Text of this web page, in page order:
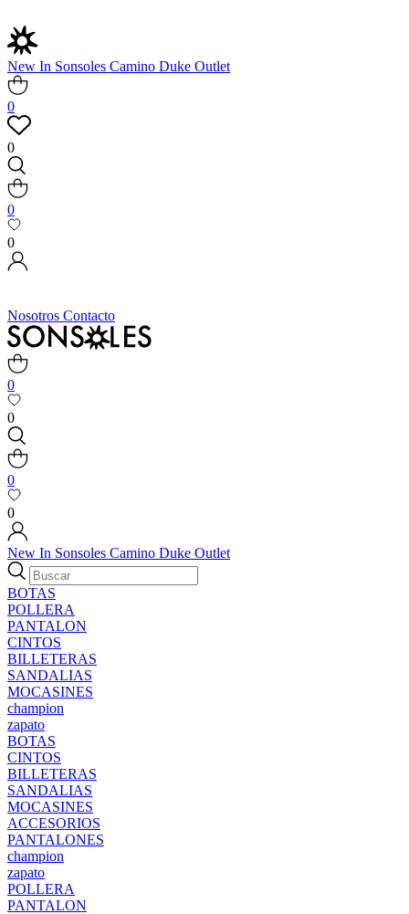
New In Sonsoles Camino Duke Outlet
0
0
0
0
Nosotros Contacto
0
0
0
0
New In Sonsoles Camino Duke Outlet
BOTAS
POLLERA
PANTALON
CINTOS
BILLETERAS
SANDALIAS
MOCASINES
champion
zapato
BOTAS
CINTOS
BILLETERAS
SANDALIAS
MOCASINES
ACCESORIOS
PANTALONES
champion
zapato
POLLERA
PANTALON